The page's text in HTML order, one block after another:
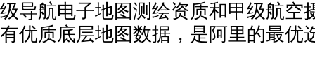
级导航电子地图测绘资质和甲级航空
有优质底层地图数据，是阿里的最优